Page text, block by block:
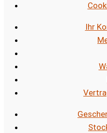
Ihr